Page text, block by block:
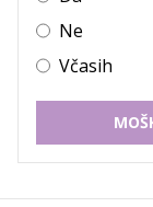
Ne
Včasih